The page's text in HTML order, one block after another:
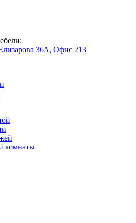
36А, Офис 213
комнаты